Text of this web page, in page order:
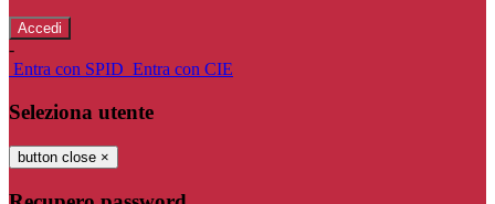
-
Entra con SPID Entra con CIE
Seleziona utente
button close ×